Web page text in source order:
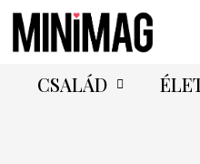
CSALÁD